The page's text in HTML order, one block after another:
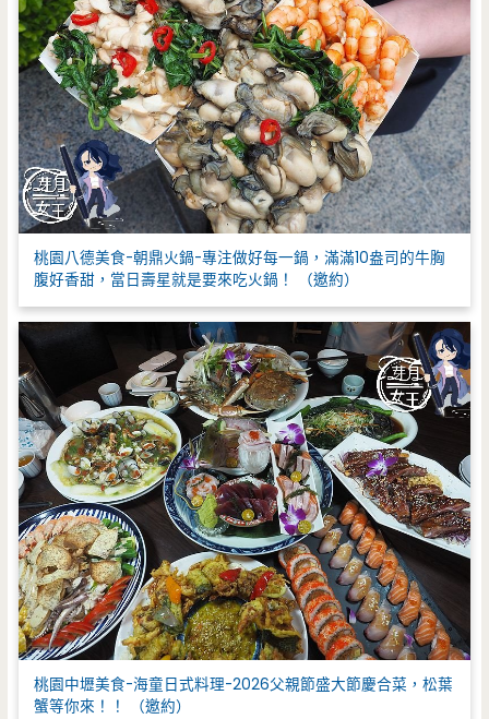
桃園八德美食-朝鼎火鍋-專注做好每一鍋，滿滿10盎司的牛胸
腹好香甜，當日壽星就是要來吃火鍋！ （邀約）
桃園中壢美食-海童日式料理-2026父親節盛大節慶合菜，松葉
蟹等你來！！ （邀約）